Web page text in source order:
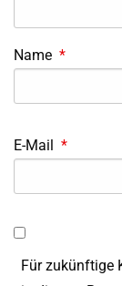
Name *
E-Mail *
Für zukünftige